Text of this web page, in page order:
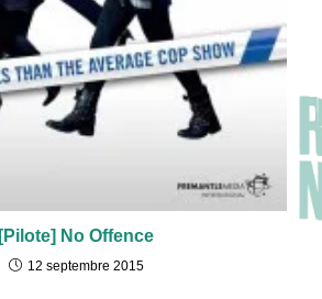
[Pilote] No Offence
12 septembre 2015